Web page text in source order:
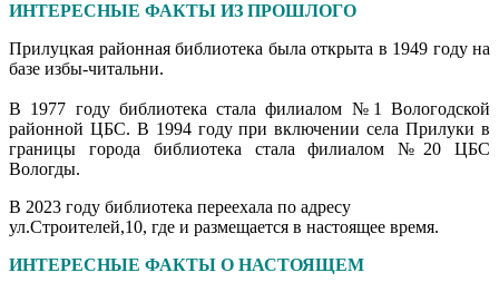
ИНТЕРЕСНЫЕ ФАКТЫ ИЗ ПРОШЛОГО
Прилуцкая районная библиотека была открыта в 1949 году на
базе избы-читальни.
В 1977 году библиотека стала филиалом №1 Вологодской
районной ЦБС. В 1994 году при включении села Прилуки в
границы города библиотека стала филиалом №20 ЦБС
Вологды.
В 2023 году библиотека переехала по адресу
ул.Строителей,10, где и размещается в настоящее время.
ИНТЕРЕСНЫЕ ФАКТЫ О НАСТОЯЩЕМ